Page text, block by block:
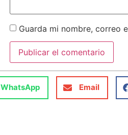
Guarda mi nombre, correo
WhatsApp Email